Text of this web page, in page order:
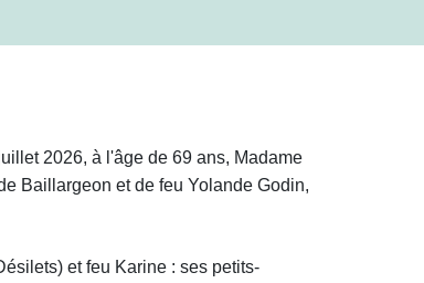
2026, à l'âge de 69 ans, Madame
Baillargeon et de feu Yolande Godin,
et feu Karine : ses petits-